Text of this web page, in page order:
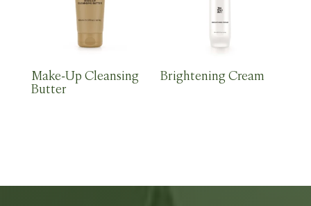
Make-Up Cleansing
Butter
Brightening Cream